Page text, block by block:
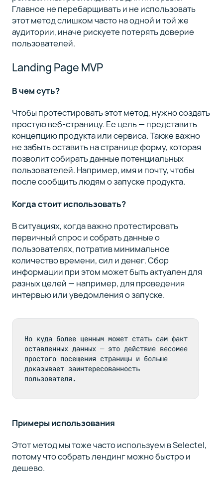
Главное не перебарщивать и не использовать
этот метод слишком часто на одной и той же
аудитории, иначе рискуете потерять доверие
пользователей.
Landing Page MVP
В чем суть?
Чтобы протестировать этот метод, нужно создать
простую веб-страницу. Ее цель — представить
концепцию продукта или сервиса. Также важно
не забыть оставить на странице форму, которая
позволит собирать данные потенциальных
пользователей. Например, имя и почту, чтобы
после сообщить людям о запуске продукта.
Когда стоит использовать?
В ситуациях, когда важно протестировать
первичный спрос и собрать данные о
пользователях, потратив минимальное
количество времени, сил и денег. Сбор
информации при этом может быть актуален для
разных целей — например, для проведения
интервью или уведомления о запуске.
Но куда более ценным может стать сам факт
оставленных данных — это действие весомее
простого посещения страницы и больше
доказывает заинтересованность
пользователя.
Примеры использования
Этот метод мы тоже часто используем в Selectel,
потому что собрать лендинг можно быстро и
дешево.